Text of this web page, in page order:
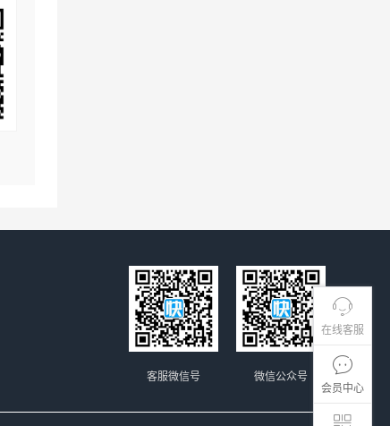
在线客服
会员中心
微信公众号
客服微信号